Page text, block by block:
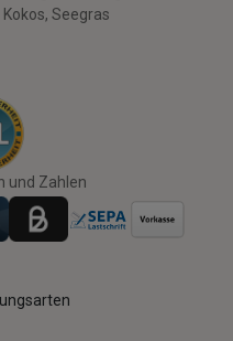
Kokos, Seegras
und Zahlen